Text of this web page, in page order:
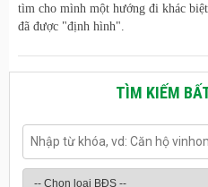
tìm cho mình một hướng đi khác
đã được "định hình".
TÌM KIẾM